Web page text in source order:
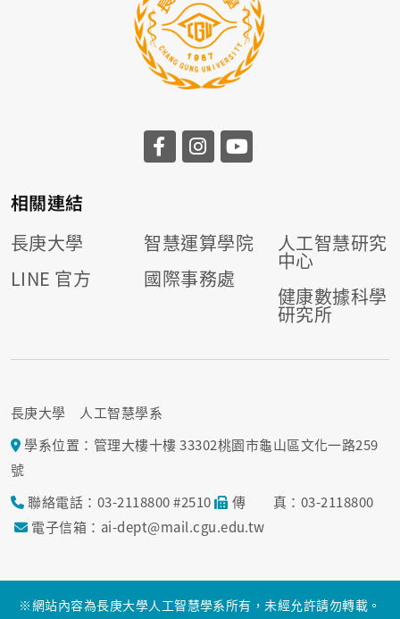
相關連結
長庚大學
LINE 官方
智慧運算學院
國際事務處
人工智慧研究
中心
健康數據科學
研究所
長庚大學 人工智慧學系
學系位置：管理大樓十樓 33302桃園市龜山區文化一路259
號
聯絡電話：03-2118800 #2510
傳 真：03-2118800
電子信箱：ai-dept@mail.cgu.edu.tw
※網站內容為長庚大學人工智慧學系所有，未經允許請勿轉載。